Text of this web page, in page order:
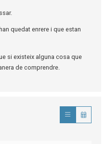
quedat enrere i que estan
si existeix alguna cosa que
de comprendre.